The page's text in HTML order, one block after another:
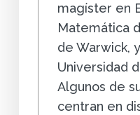
magíster en
Matemática
de Warwick,
Universidad
Algunos de
centran en